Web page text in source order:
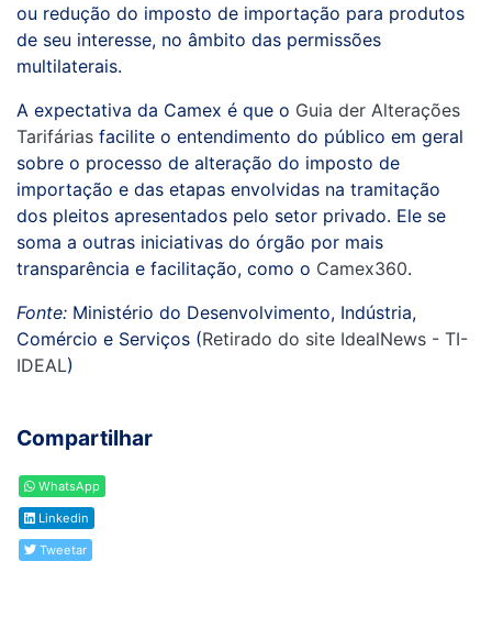
ou redução do imposto de importação para produtos
de seu interesse, no âmbito das permissões
multilaterais.
A expectativa da Camex é que o Guia der Alterações
Tarifárias facilite o entendimento do público em geral
sobre o processo de alteração do imposto de
importação e das etapas envolvidas na tramitação
dos pleitos apresentados pelo setor privado. Ele se
soma a outras iniciativas do órgão por mais
transparência e facilitação, como o Camex360.
Fonte: Ministério do Desenvolvimento, Indústria,
Comércio e Serviços (Retirado do site IdealNews - TI-
IDEAL)
Compartilhar
WhatsApp
Linkedin
Tweetar